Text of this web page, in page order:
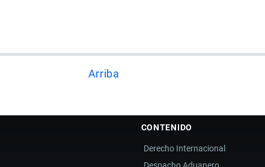
Arriba
CONTENIDO
Derecho Internacional